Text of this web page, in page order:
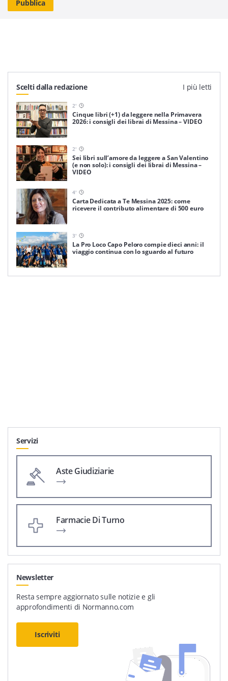
Scelti dalla redazione I più letti
2'
Cinque libri (+1) da leggere nella Primavera
2026: i consigli dei librai di Messina – VIDEO
2'
Sei libri sull’amore da leggere a San Valentino
(e non solo): i consigli dei librai di Messina –
VIDEO
4'
Carta Dedicata a Te Messina 2025: come
ricevere il contributo alimentare di 500 euro
3'
La Pro Loco Capo Peloro compie dieci anni: il
viaggio continua con lo sguardo al futuro
Servizi
Aste Giudiziarie
Farmacie Di Turno
Newsletter
Resta sempre aggiornato sulle notizie e gli
approfondimenti di Normanno.com
Iscriviti